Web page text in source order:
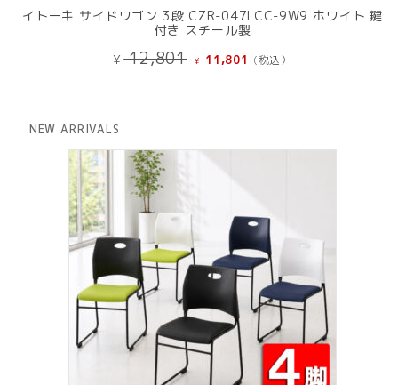
イトーキ サイドワゴン 3段 CZR-047LCC-9W9 ホワイト 鍵
付き スチール製
¥12,801 元
¥ 11,801 現
(税込）
NEW ARRIVALS